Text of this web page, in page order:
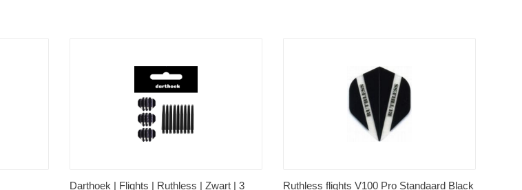
Darthoek | Flights | Ruthless | Zwart | 3 Ruthless flights V100 Pro Standaard Black